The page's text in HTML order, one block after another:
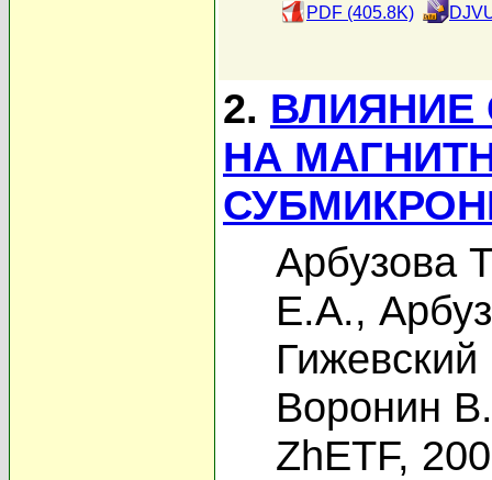
PDF (405.8K)
2. ВЛИЯНИЕ
НА
Арбузова
Е.А.,
Воронин
ZhETF,